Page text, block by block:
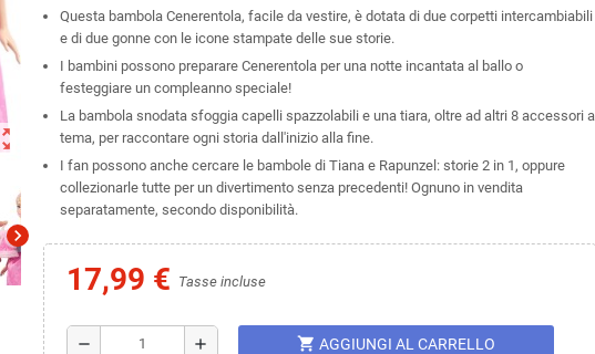
chevron_right
Questa bambola Cenerentola, facile da vestire, è dotata di due corpetti intercambiabili
e di due gonne con le icone stampate delle sue storie.
I bambini possono preparare Cenerentola per una notte incantata al ballo o
festeggiare un compleanno speciale!
La bambola snodata sfoggia capelli spazzolabili e una tiara, oltre ad altri 8 accessori a
tema, per raccontare ogni storia dall'inizio alla fine.
I fan possono anche cercare le bambole di Tiana e Rapunzel: storie 2 in 1, oppure
collezionarle tutte per un divertimento senza precedenti! Ognuno in vendita
separatamente, secondo disponibilità.
17,99 € Tasse incluse
remove add shopping_cart AGGIUNGI AL CARRELLO